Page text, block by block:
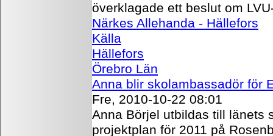
överklagade ett beslut om
Närkes Allehanda - Hällefors
Källa
Hällefors
Örebro Län
Anna blir skolambassadör för
Fre, 2010-10-22 08:01
Anna Börjel utbildas till länets
projektplan för 2011 på